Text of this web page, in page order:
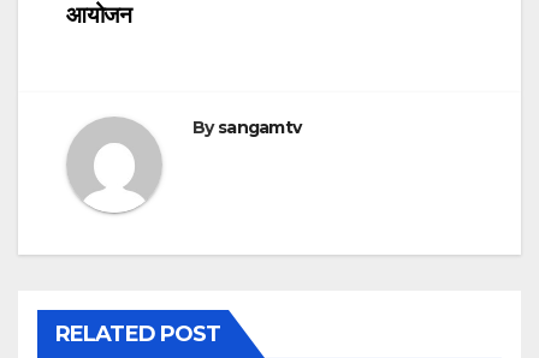
आयोजन
Bysangamtv
RELATED POST